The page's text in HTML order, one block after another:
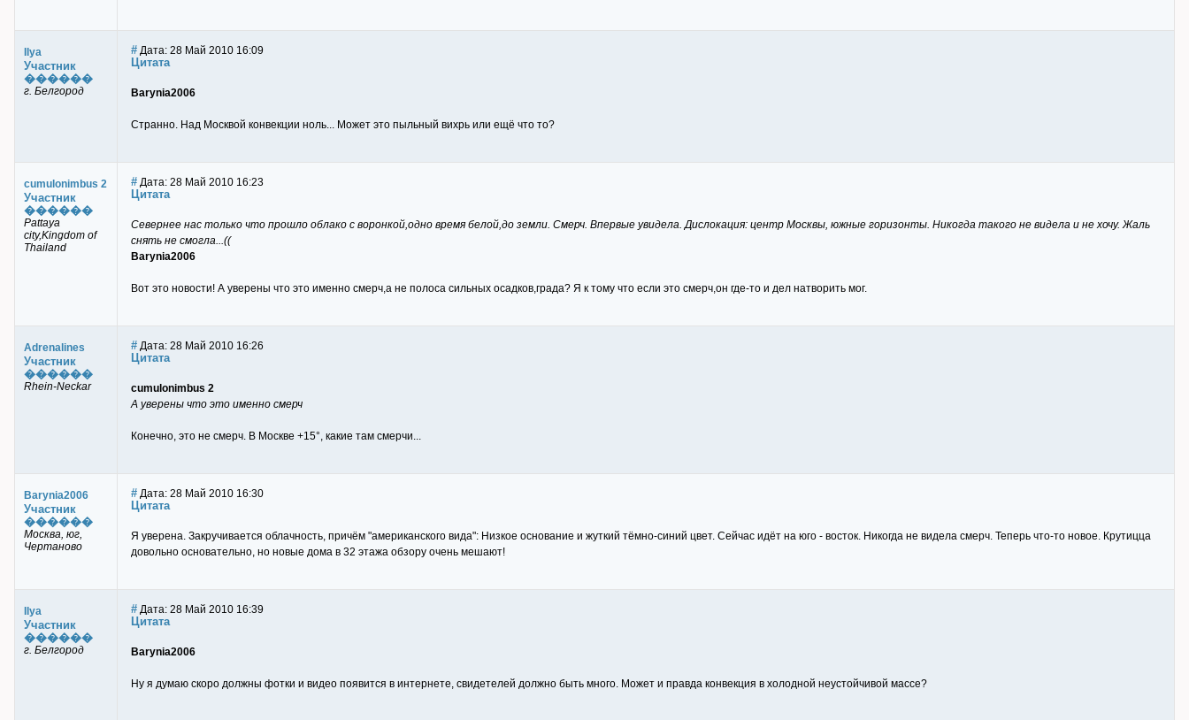
Ilya
Участник
������
г. Белгород
# Дата: 28 Май 2010 16:09
Цитата
Barynia2006
Странно. Над Москвой конвекции ноль... Может это пыльный вихрь или ещё что то?
cumulonimbus 2
Участник
������
Pattaya
city,Kingdom of
Thailand
# Дата: 28 Май 2010 16:23
Цитата
Cевернее нас только что прошло облако с воронкой,одно время белой,до земли. Смерч. Впервые увидела. Дислокация: центр Москвы, южные горизонты. Никогда такого не видела и не хочу. Жаль
снять не смогла...((
Barynia2006
Вот это новости! А уверены что это именно смерч,а не полоса сильных осадков,града? Я к тому что если это смерч,он где-то и дел натворить мог.
Adrenalines
Участник
������
Rhein-Neckar
# Дата: 28 Май 2010 16:26
Цитата
cumulonimbus 2
А уверены что это именно смерч
Конечно, это не смерч. В Москве +15°, какие там смерчи...
Barynia2006
Участник
������
Mocква, юг,
Чертаново
# Дата: 28 Май 2010 16:30
Цитата
Я уверена. Закручивается облачность, причём "американского вида": Низкое основание и жуткий тёмно-синий цвет. Сейчас идёт на юго - восток. Никогда не видела смерч. Теперь что-то новое. Крутицца
довольно основательно, но новые дома в 32 этажа обзору очень мешают!
Ilya
Участник
������
г. Белгород
# Дата: 28 Май 2010 16:39
Цитата
Barynia2006
Ну я думаю скоро должны фотки и видео появится в интернете, свидетелей должно быть много. Может и правда конвекция в холодной неустойчивой массе?